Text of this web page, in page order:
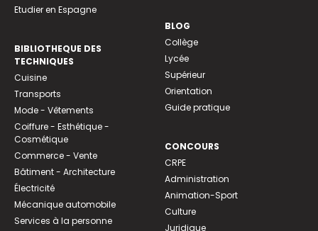
Etudier en Espagne
BIBLIOTHEQUE DES
TECHNIQUES
Cuisine
Transports
Mode - Vêtements
Coiffure - Esthétique -
Cosmétique
Commerce - Vente
Bâtiment - Architecture
Électricité
Mécanique automobile
Services à la personne
BLOG
Collège
Lycée
Supérieur
Orientation
Guide pratique
CONCOURS
CRPE
Administration
Animation-Sport
Culture
Juridique